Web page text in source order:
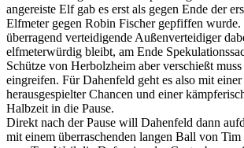
angereiste Elf gab es erst als gegen Ende der
Elfmeter gegen Robin Fischer gepfiffen wurde.
überragend verteidigende Außenverteidiger
elfmeterwürdig bleibt, am Ende
Schütze von Herbolzheim aber verschießt
eingreifen. Für Dahenfeld geht es also mit
herausgespielter Chancen und einer
Halbzeit in die Pause.
Direkt nach der Pause will Dahenfeld dann
mit einem überraschenden langen Ball von